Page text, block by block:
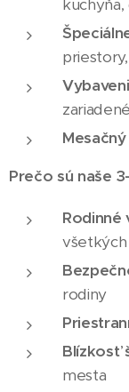
Prečo sú naše
Rodinné
rodiny
Blízkosť
mesta